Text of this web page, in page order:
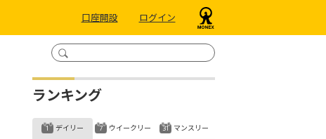
口座開設 ログイン
ランキング
デイリー ウイークリー マンスリー